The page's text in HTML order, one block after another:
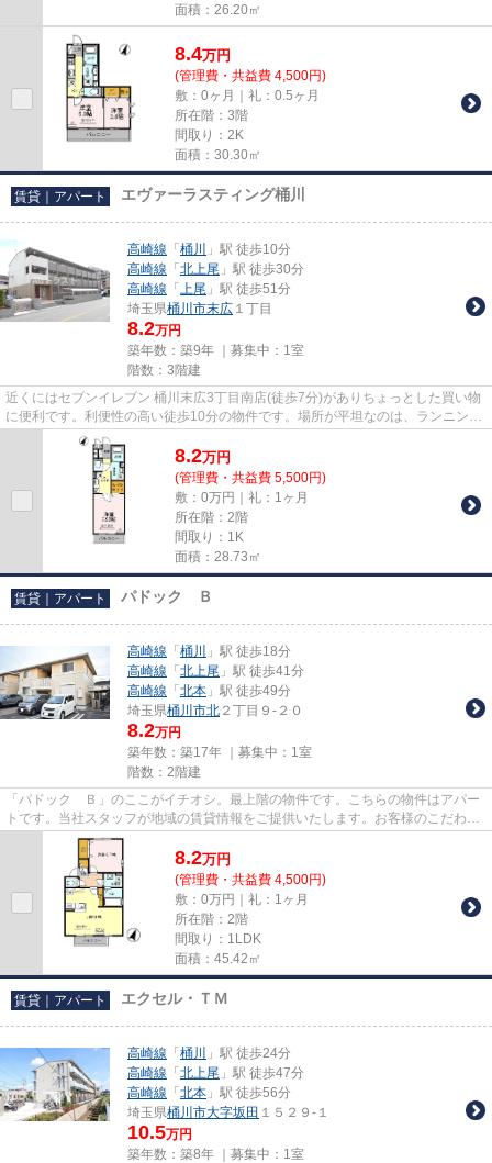
面積：26.20㎡
8.4万円
(管理費・共益費 4,500円)
敷：0ヶ月｜礼：0.5ヶ月
所在階：3階
間取り：2K
面積：30.30㎡
賃貸｜アパート エヴァーラスティング桶川
高崎線 「 桶川
」駅 徒歩10分
高崎線 「 北上尾 」駅 徒歩30分
高崎線 「 上尾 」駅 徒歩51分
埼玉県桶川市末広 １丁目
8.2万円
築年数：築9年 ｜募集中： 1室
階数：3階建
近くにはセブンイレブン 桶川末広3丁目南店(徒歩7分)がありちょっとした買い物
に便利です。利便性の高い徒歩10分の物件です。場所が平坦なのは、ランニング
をする上で抑えたいポイント...
8.2万円
(管理費・共益費 5,500円)
敷：0万円｜礼：1ヶ月
所在階：2階
間取り：1K
面積：28.73㎡
賃貸｜アパート パドック Ｂ
高崎線 「 桶川
」駅 徒歩18分
高崎線 「 北上尾 」駅 徒歩41分
高崎線 「 北本 」駅 徒歩49分
埼玉県桶川市北 ２丁目９-２０
8.2万円
築年数：築17年 ｜募集中： 1室
階数：2階建
「パドック Ｂ」のここがイチオシ。最上階の物件です。こちらの物件はアパー
トです。当社スタッフが地域の賃貸情報をご提供いたします。お客様のこだわり
やご要望などございましたら...
8.2万円
(管理費・共益費 4,500円)
敷：0万円｜礼：1ヶ月
所在階：2階
間取り：1LDK
面積：45.42㎡
賃貸｜アパート エクセル・ＴＭ
高崎線 「 桶川
」駅 徒歩24分
高崎線 「 北上尾 」駅 徒歩47分
高崎線 「 北本 」駅 徒歩56分
埼玉県桶川市大字坂田 １５２９-１
10.5万円
築年数：築8年 ｜募集中： 1室